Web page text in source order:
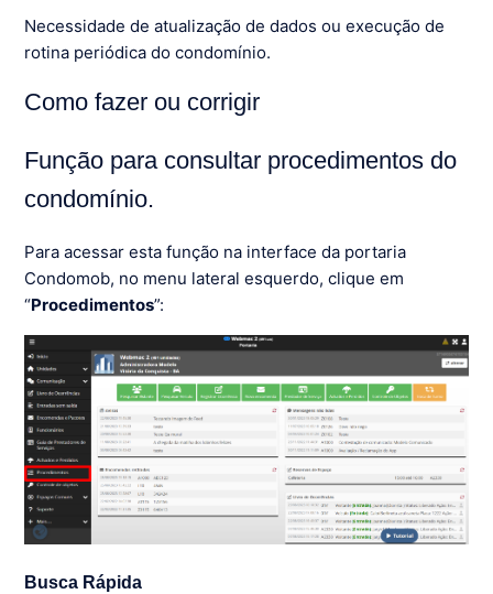
Necessidade de atualização de dados ou execução de
rotina periódica do condomínio.
Como fazer ou corrigir
Função para consultar procedimentos do
condomínio.
Para acessar esta função na interface da portaria
Condomob, no menu lateral esquerdo, clique em
“Procedimentos”:
Busca Rápida